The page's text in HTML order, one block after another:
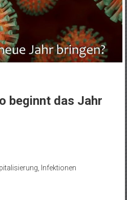
beginnt das Jahr
Infektionen